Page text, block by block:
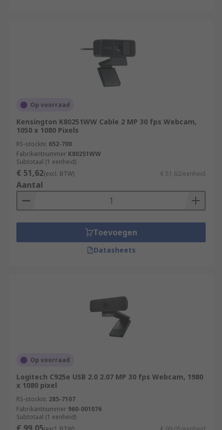
Op voorraad
Kensington K80251WW Cable 2 MP 30 fps Webcam,
1050 x 1080 Pixels
RS-stocknr. 652-700
Fabrikantnummer K80251WW
Subtotaal (1 eenheid)
€ 51,62(excl. BTW) € 51,62/eenheid
Aantal
Toevoegen
Datasheets
Op voorraad
Logitech C925e USB 2.0 2.07 MP 30 fps Webcam, 1980
x 1080 pixel
RS-stocknr. 285-7107
Fabrikantnummer 960-001076
Subtotaal (1 eenheid)